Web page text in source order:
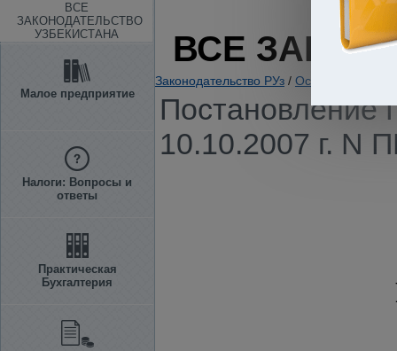
ВСЕ
ЗАКОНОДАТЕЛЬСТВО
УЗБЕКИСТАНА
Малое предприятие
Налоги: Вопросы и
ответы
Практическая
Бухгалтерия
ВСЕ
Законодательство РУз / Основы
Постановление
10.10.2007 г. N